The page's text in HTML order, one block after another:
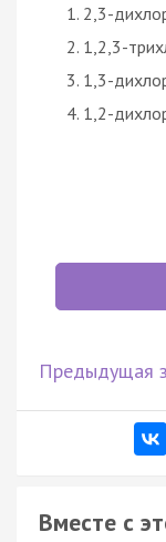
2,3-
1,2,3-
1,3-
1,2-
Предыдущая
Вместе с